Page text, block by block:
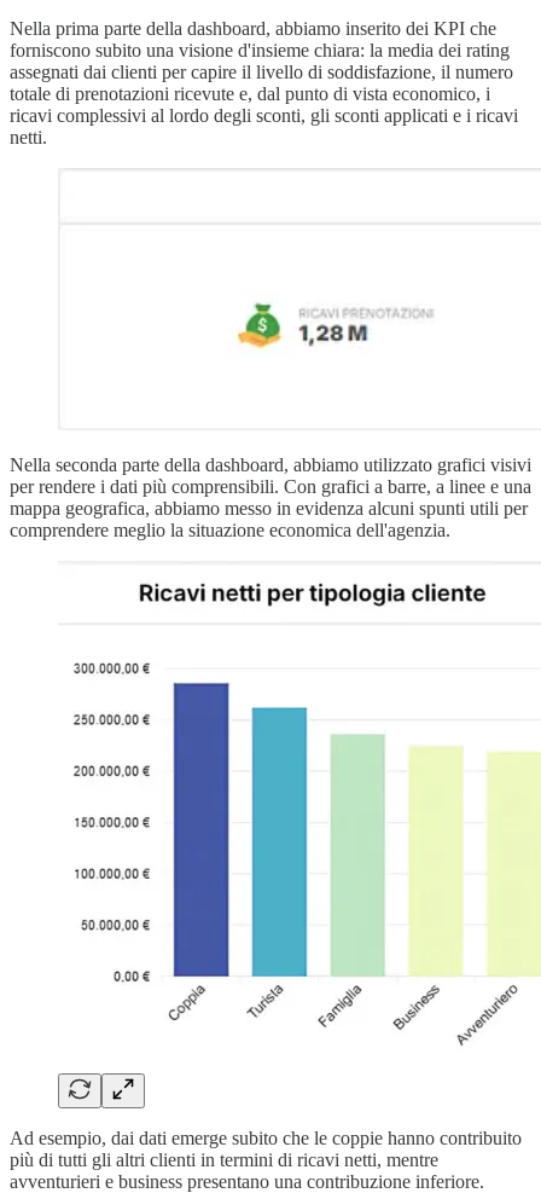
Nella prima parte della dashboard, abbiamo inserito dei KPI che
forniscono subito una visione d'insieme chiara: la media dei rating
assegnati dai clienti per capire il livello di soddisfazione, il numero
totale di prenotazioni ricevute e, dal punto di vista economico, i
ricavi complessivi al lordo degli sconti, gli sconti applicati e i ricavi
netti.
Nella seconda parte della dashboard, abbiamo utilizzato grafici visivi
per rendere i dati più comprensibili. Con grafici a barre, a linee e una
mappa geografica, abbiamo messo in evidenza alcuni spunti utili per
comprendere meglio la situazione economica dell'agenzia.
Ad esempio, dai dati emerge subito che le coppie hanno contribuito
più di tutti gli altri clienti in termini di ricavi netti, mentre
avventurieri e business presentano una contribuzione inferiore.